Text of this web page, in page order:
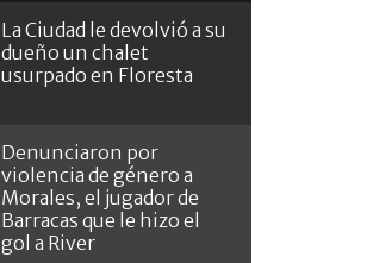
La Ciudad le devolvió a su
dueño un chalet
usurpado en Floresta
Denunciaron por
violencia de género a
Morales, el jugador de
Barracas que le hizo el
gol a River